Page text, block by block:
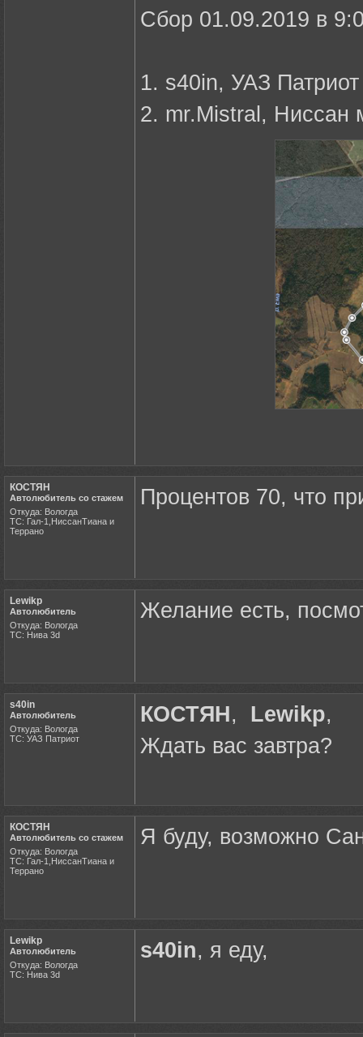
Сбор 01.09.2019 в
1. s40in, УАЗ Патриот
2. mr.Mistral, Ниссан
КОСТЯН
Автолюбитель со стажем
Откуда: Вологда
ТС: Гал-1,НиссанТиана и
Террано
Процентов 70, что
Lewikp
Автолюбитель
Откуда: Вологда
ТС: Нива 3d
Желание есть,
s40in
Автолюбитель
Откуда: Вологда
ТС: УАЗ Патриот
КОСТЯН, Lewikp,
Ждать вас завтра?
КОСТЯН
Автолюбитель со стажем
Откуда: Вологда
ТС: Гал-1,НиссанТиана и
Террано
Я буду, возможно
Lewikp
Автолюбитель
Откуда: Вологда
ТС: Нива 3d
s40in, я еду,